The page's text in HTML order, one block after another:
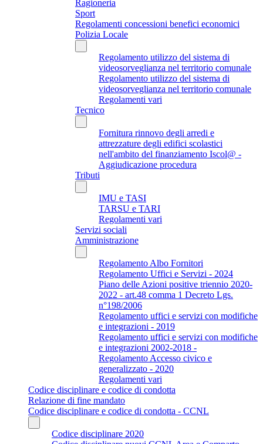
Ragioneria
Sport
Regolamenti concessioni benefici economici
Polizia Locale
Regolamento utilizzo del sistema di
videosorveglianza nel territorio comunale
Regolamento utilizzo del sistema di
videosorveglianza nel territorio comunale
Regolamenti vari
Tecnico
Fornitura rinnovo degli arredi e
attrezzature degli edifici scolastici
nell'ambito del finanziamento Iscol@ -
Aggiudicazione procedura
Tributi
IMU e TASI
TARSU e TARI
Regolamenti vari
Servizi sociali
Amministrazione
Regolamento Albo Fornitori
Regolamento Uffici e Servizi - 2024
Piano delle Azioni positive triennio 2020-
2022 - art.48 comma 1 Decreto Lgs.
n°198/2006
Regolamento uffici e servizi con modifiche
e integrazioni - 2019
Regolamento uffici e servizi con modifiche
e integrazioni 2002-2018 -
Regolamento Accesso civico e
generalizzato - 2020
Regolamenti vari
Codice disciplinare e codice di condotta
Relazione di fine mandato
Codice disciplinare e codice di condotta - CCNL
Codice disciplinare 2020